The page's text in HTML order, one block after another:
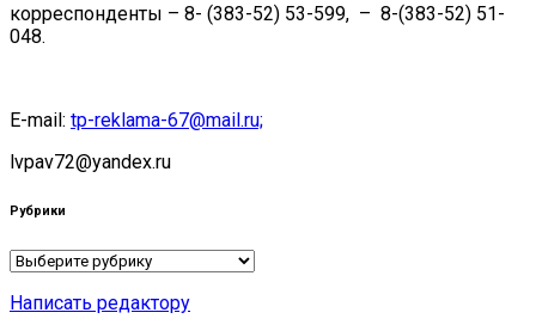
корреспонденты – 8- (383-52) 53-599, – 8-(383-52) 51-
048.
E-mail: tp-reklama-67@mail.ru;
lvpav72@yandex.ru
Рубрики
Рубрики
Написать редактору